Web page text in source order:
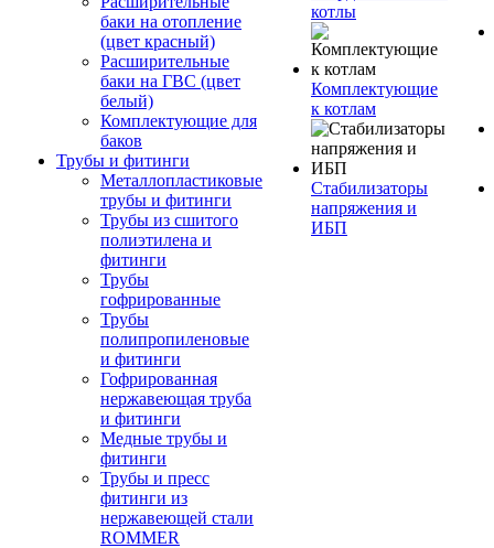
баки на отопление
(цвет красный)
Расширительные
баки на ГВС (цвет
белый)
Комплектующие для
баков
Трубы и фитинги
Металлопластиковые
трубы и фитинги
Трубы из сшитого
полиэтилена и
фитинги
Трубы
гофрированные
Трубы
полипропиленовые
и фитинги
Гофрированная
нержавеющая труба
и фитинги
Медные трубы и
фитинги
Трубы и пресс
фитинги из
нержавеющей стали
ROMMER
котлы
Комплектующие
к котлам
Стабилизаторы
напряжения и
ИБП